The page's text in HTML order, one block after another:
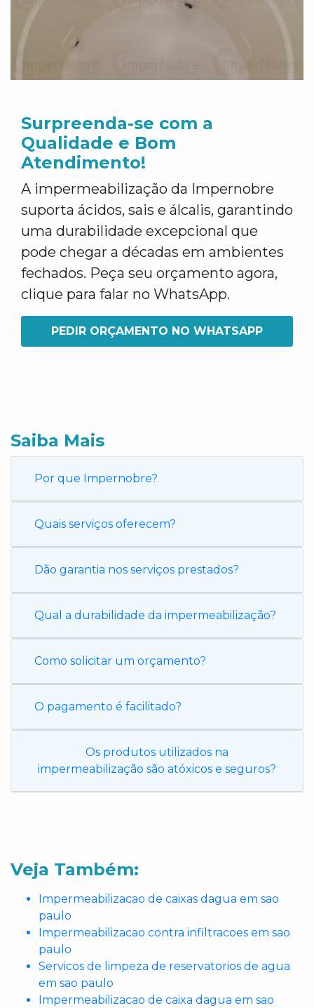
Surpreenda-se com a
Qualidade e Bom
Atendimento!
A impermeabilização da Impernobre
suporta ácidos, sais e álcalis, garantindo
uma durabilidade excepcional que
pode chegar a décadas em ambientes
fechados. Peça seu orçamento agora,
clique para falar no WhatsApp.
PEDIR ORÇAMENTO NO WHATSAPP
Saiba Mais
Por que Impernobre?
Quais serviços oferecem?
Dão garantia nos serviços prestados?
Qual a durabilidade da impermeabilização?
Como solicitar um orçamento?
O pagamento é facilitado?
Os produtos utilizados na
impermeabilização são atóxicos e seguros?
Veja Também:
Impermeabilizacao de caixas dagua em sao
paulo
Impermeabilizacao contra infiltracoes em sao
paulo
Servicos de limpeza de reservatorios de agua
em sao paulo
Impermeabilizacao de caixa dagua em sao